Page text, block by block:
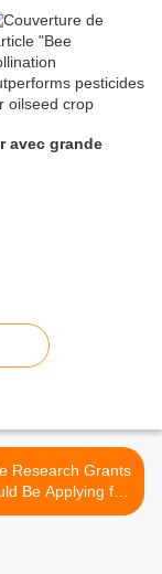
avec grande
Research Grants
Be Applying for
This Summer >